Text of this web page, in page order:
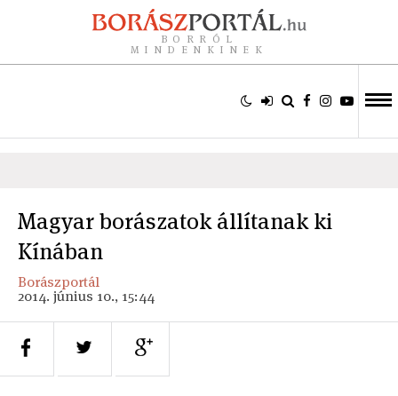
BORRÓL
MINDENKINEK
Magyar borászatok állítanak ki
Kínában
Borászportál
2014. június 10., 15:44